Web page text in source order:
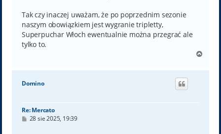
Tak czy inaczej uważam, że po poprzednim sezonie
naszym obowiązkiem jest wygranie tripletty,
Superpuchar Włoch ewentualnie można przegrać ale
tylko to.
g
Domino
Re: Mercato
P28 sie 2025, 19:39